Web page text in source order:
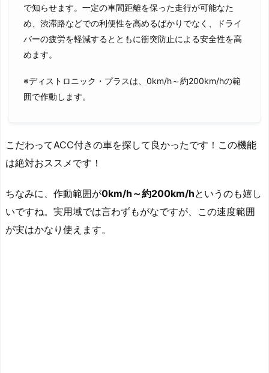
で知らせます。一定の車間距離を保った走行が可能なた
め、渋滞路などでの利便性を高めるばかりでなく、ドライ
バーの疲労を軽減するとともに衝突防止による安全性を高
めます。
※ディストロニック・プラスは、0km/h～約200km/hの範
囲で作動します。
こだわってACC付きの車を探して良かったです！この機能
は絶対おススメです！
ちなみに、作動範囲が0km/h～約200km/hというのも嬉し
いですね。実用域では言わずもがなですが、この速度範囲
が実はかなり使えます。